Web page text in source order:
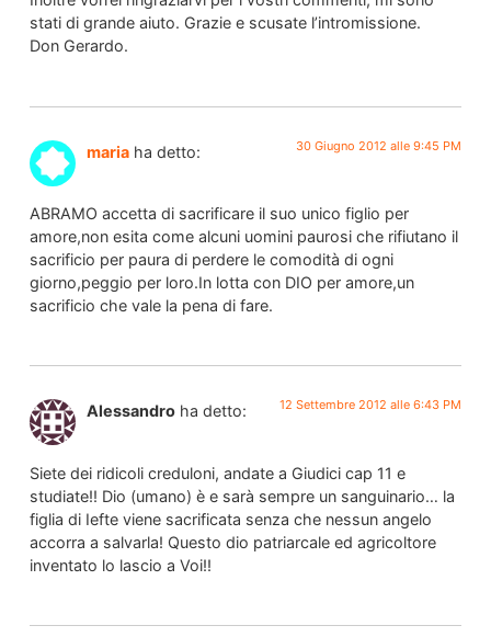
stati di grande aiuto. Grazie e scusate l’intromissione.
Don Gerardo.
maria ha detto: 30 Giugno 2012 alle 9:45 PM
ABRAMO accetta di sacrificare il suo unico figlio per
amore,non esita come alcuni uomini paurosi che rifiutano il
sacrificio per paura di perdere le comodità di ogni
giorno,peggio per loro.In lotta con DIO per amore,un
sacrificio che vale la pena di fare.
Alessandro ha detto: 12 Settembre 2012 alle 6:43 PM
Siete dei ridicoli creduloni, andate a Giudici cap 11 e
studiate!! Dio (umano) è e sarà sempre un sanguinario… la
figlia di Iefte viene sacrificata senza che nessun angelo
accorra a salvarla! Questo dio patriarcale ed agricoltore
inventato lo lascio a Voi!!